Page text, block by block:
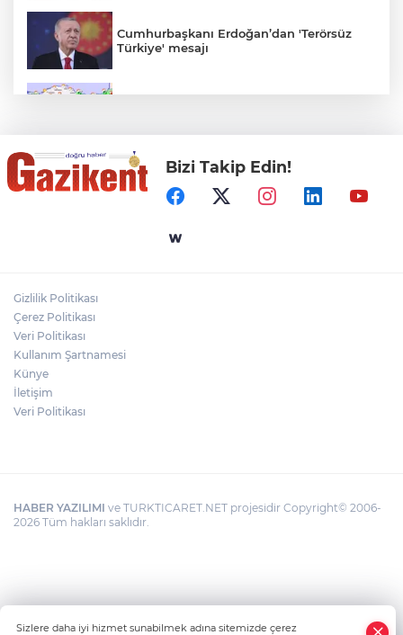
Cumhurbaşkanı Erdoğan’dan 'Terörsüz
Türkiye' mesajı
Gaziantep Üniversitesi Elektrik-Elektronik
Mühendisliği: Teknolojinin ve Enerjinin
Geleceğine Yön Veren Eğitim
"BEBEĞİ TÜM GECE AYNI BEZLE
Bizi Takip Edin!
Gizlilik Politikası
Çerez Politikası
Veri Politikası
Kullanım Şartnamesi
Künye
İletişim
Veri Politikası
HABER YAZILIMI ve TURKTICARET.NET projesidir Copyright© 2006-
2026 Tüm hakları saklıdır.
Sizlere daha iyi hizmet sunabilmek adına sitemizde çerez